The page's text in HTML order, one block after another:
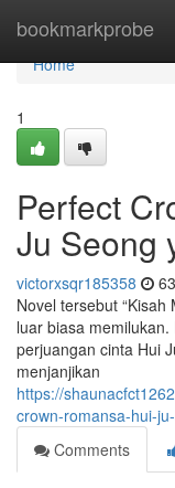
bookmarkprobe
Home
Home
1
Perfect
Ju Seong
victorxsqr185358
Novel tersebut
luar biasa
perjuangan cinta Hui
menjanjikan
https://
crown-romansa-hui-
Comments